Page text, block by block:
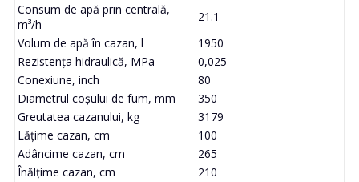
Consum de apă prin centrală,
m³/h
21.1
Volum de apă în cazan, l
1950
Rezistența hidraulică, MPa
0,025
Conexiune, inch
80
Diametrul coșului de fum, mm
350
Greutatea cazanului, kg
3179
Lățime cazan, cm
100
Adâncime cazan, cm
265
Înălțime cazan, cm
210